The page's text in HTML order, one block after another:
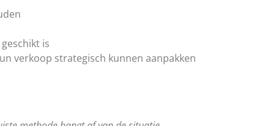
is
verkoop strategisch kunnen aanpakken